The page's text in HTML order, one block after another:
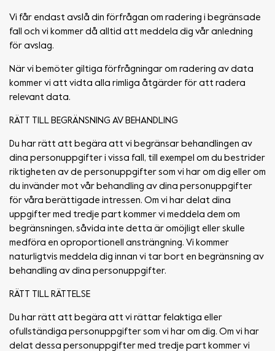
Vi får endast avslå din förfrågan om radering i begränsade
fall och vi kommer då alltid att meddela dig vår anledning
för avslag.
När vi bemöter giltiga förfrågningar om radering av data
kommer vi att vidta alla rimliga åtgärder för att radera
relevant data.
RÄTT TILL BEGRÄNSNING AV BEHANDLING
Du har rätt att begära att vi begränsar behandlingen av
dina personuppgifter i vissa fall, till exempel om du bestrider
riktigheten av de personuppgifter som vi har om dig eller om
du invänder mot vår behandling av dina personuppgifter
för våra berättigade intressen. Om vi har delat dina
uppgifter med tredje part kommer vi meddela dem om
begränsningen, såvida inte detta är omöjligt eller skulle
medföra en oproportionell ansträngning. Vi kommer
naturligtvis meddela dig innan vi tar bort en begränsning av
behandling av dina personuppgifter.
RÄTT TILL RÄTTELSE
Du har rätt att begära att vi rättar felaktiga eller
ofullständiga personuppgifter som vi har om dig. Om vi har
delat dessa personuppgifter med tredje part kommer vi